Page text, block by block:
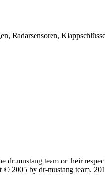
Radarsensoren,
dr-mustang team or their
© 2005 by dr-mustang team.